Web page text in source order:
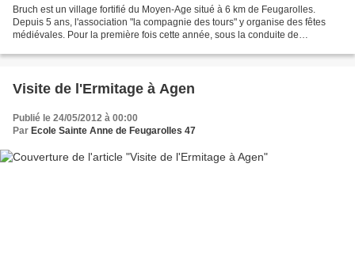
Bruch est un village fortifié du Moyen-Age situé à 6 km de Feugarolles.
Depuis 5 ans, l'association "la compagnie des tours" y organise des fêtes
médiévales. Pour la première fois cette année, sous la conduite de
Visite de l'Ermitage à Agen
Publié le 24/05/2012 à 00:00
Par Ecole Sainte Anne de Feugarolles 47